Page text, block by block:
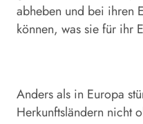
abheben und bei ihren
können, was sie für ihr
Anders als in Europa
Herkunftsländern nicht